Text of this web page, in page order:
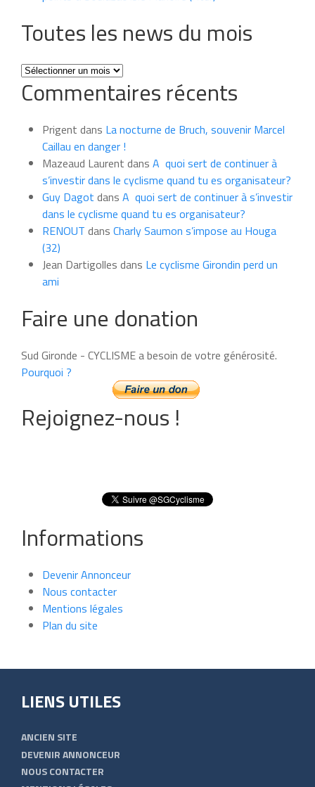
Toutes les news du mois
Toutes
les
news
mois
Commentaires récents
Prigent dans La nocturne de Bruch, souvenir Marcel
Caillau en danger !
Mazeaud Laurent dans A quoi sert de continuer à
s’investir dans le cyclisme quand tu es organisateur?
Guy Dagot dans A quoi sert de continuer à s’investir
dans le cyclisme quand tu es organisateur?
RENOUT dans Charly Saumon s’impose au Houga
(32)
Jean Dartigolles dans Le cyclisme Girondin perd un
ami
Faire une donation
Sud Gironde - CYCLISME a besoin de votre générosité.
Pourquoi ?
Rejoignez-nous !
Informations
Devenir Annonceur
Nous contacter
Mentions légales
Plan du site
LIENS UTILES
ANCIEN SITE
DEVENIR ANNONCEUR
NOUS CONTACTER